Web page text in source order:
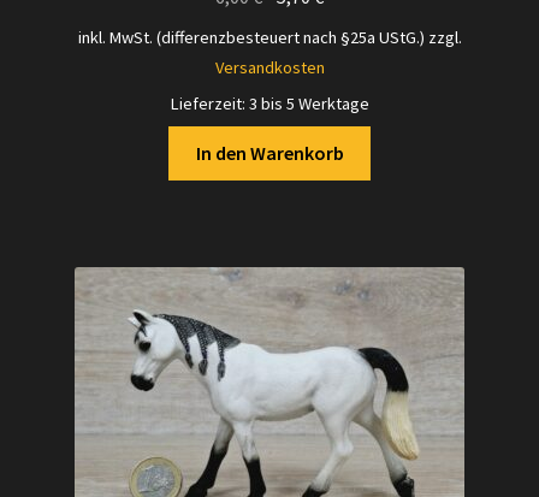
inkl. MwSt. (differenzbesteuert nach §25a UStG.) zzgl.
Versandkosten
Lieferzeit: 3 bis 5 Werktage
In den Warenkorb